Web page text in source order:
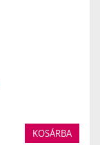
KOSÁRBA